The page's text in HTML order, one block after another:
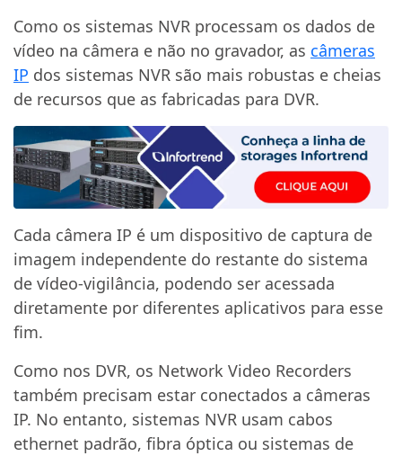
Como os sistemas NVR processam os dados de
vídeo na câmera e não no gravador, as câmeras
IP dos sistemas NVR são mais robustas e cheias
de recursos que as fabricadas para DVR.
Cada câmera IP é um dispositivo de captura de
imagem independente do restante do sistema
de vídeo-vigilância, podendo ser acessada
diretamente por diferentes aplicativos para esse
fim.
Como nos DVR, os Network Video Recorders
também precisam estar conectados a câmeras
IP. No entanto, sistemas NVR usam cabos
ethernet padrão, fibra óptica ou sistemas de